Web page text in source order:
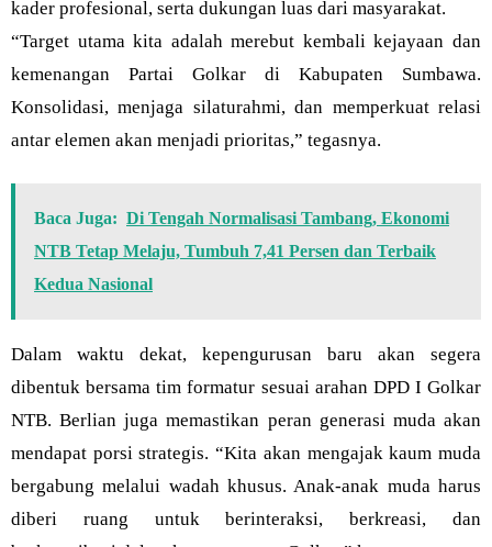
kader profesional, serta dukungan luas dari masyarakat.
“Target utama kita adalah merebut kembali kejayaan dan
kemenangan Partai Golkar di Kabupaten Sumbawa.
Konsolidasi, menjaga silaturahmi, dan memperkuat relasi
antar elemen akan menjadi prioritas,” tegasnya.
Baca Juga: Di Tengah Normalisasi Tambang, Ekonomi
NTB Tetap Melaju, Tumbuh 7,41 Persen dan Terbaik
Kedua Nasional
Dalam waktu dekat, kepengurusan baru akan segera
dibentuk bersama tim formatur sesuai arahan DPD I Golkar
NTB. Berlian juga memastikan peran generasi muda akan
mendapat porsi strategis. “Kita akan mengajak kaum muda
bergabung melalui wadah khusus. Anak-anak muda harus
diberi ruang untuk berinteraksi, berkreasi, dan